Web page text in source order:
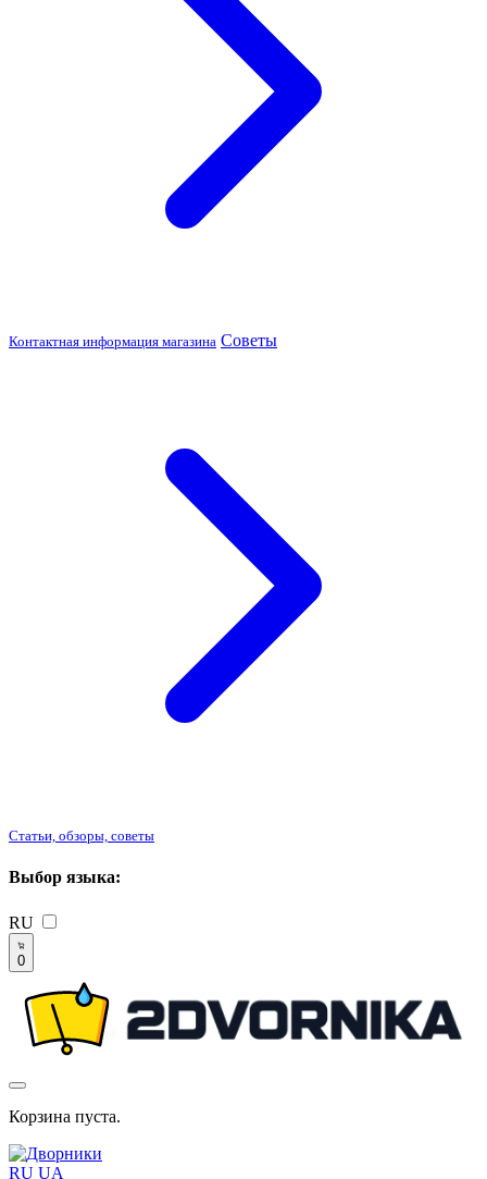
Контактная информация магазина Советы
Статьи, обзоры, советы
Выбор языка:
RU
0
Корзина пуста.
RU UA